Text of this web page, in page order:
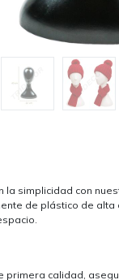
la simplicidad con
de plástico de
primera calidad,